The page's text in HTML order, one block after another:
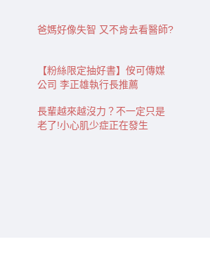
爸媽好像失智 又不肯去看醫師?
【粉絲限定抽好書】侒可傳媒
公司 李正雄執行長推薦
長輩越來越沒力？不一定只是
老了!小心肌少症正在發生